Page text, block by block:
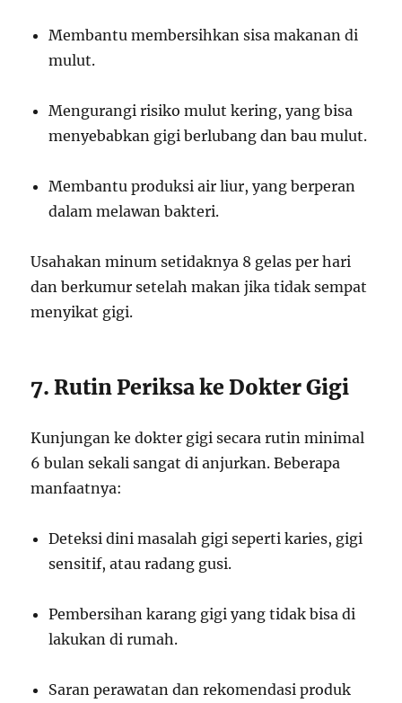
Membantu membersihkan sisa makanan di
mulut.
Mengurangi risiko mulut kering, yang bisa
menyebabkan gigi berlubang dan bau mulut.
Membantu produksi air liur, yang berperan
dalam melawan bakteri.
Usahakan minum setidaknya 8 gelas per hari
dan berkumur setelah makan jika tidak sempat
menyikat gigi.
7. Rutin Periksa ke Dokter Gigi
Kunjungan ke dokter gigi secara rutin minimal
6 bulan sekali sangat di anjurkan. Beberapa
manfaatnya:
Deteksi dini masalah gigi seperti karies, gigi
sensitif, atau radang gusi.
Pembersihan karang gigi yang tidak bisa di
lakukan di rumah.
Saran perawatan dan rekomendasi produk